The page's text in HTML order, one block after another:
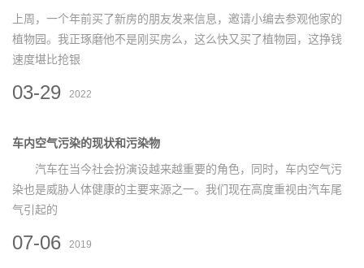
上周，一个年前买了新房的朋友发来信息，邀请小编去参观他家的
植物园。我正琢磨他不是刚买房么，这么快又买了植物园，这挣钱
速度堪比抢银
03-29 2022
车内空气污染的现状和污染物
汽车在当今社会扮演设越来越重要的角色，同时，车内空气污
染也是威胁人体健康的主要来源之一。我们现在高度重视由汽车尾
气引起的
07-06 2019